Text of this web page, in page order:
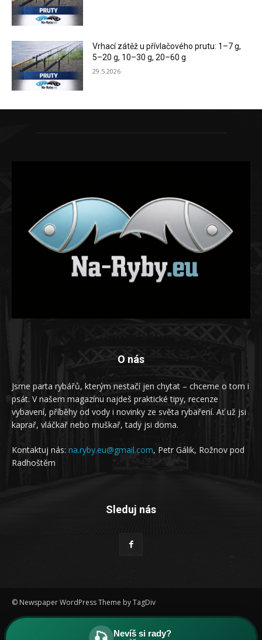
Vrhací zátěž u přívlačového prutu: 1–7 g,
5–20 g, 10–30 g, 20–60 g
29.5.2026
O nás
Jsme parta rybářů, kterým nestačí jen chytat – chceme o tom i
psát. V našem magazínu najdeš praktické tipy, recenze
vybavení, příběhy od vody i novinky ze světa rybaření. Ať už jsi
kaprař, vláčkař nebo muškař, tady jsi doma.
Kontaktuj nás: na.ryby.eu@gmail.com, Petr Gálik, Rožnov pod
Radhoštěm
Sleduj nás
© Newspaper WordPress Theme by TagDiv
Ochrana osobních údajů
Nevíš si rady?